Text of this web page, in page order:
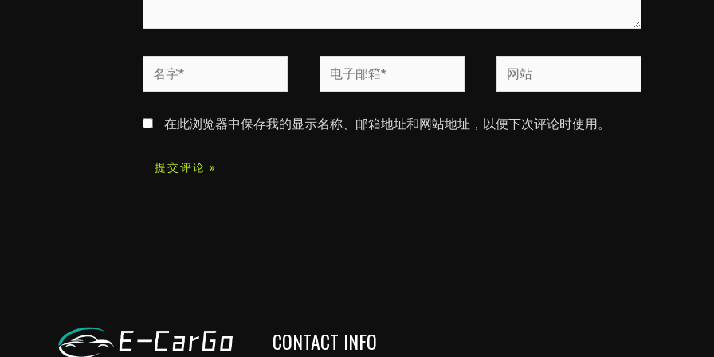
字
电
子
网
站
在此浏览器中保存我的显示名称、邮箱地址和网站地址，以便下次评论时使用。
CONTACT INFO